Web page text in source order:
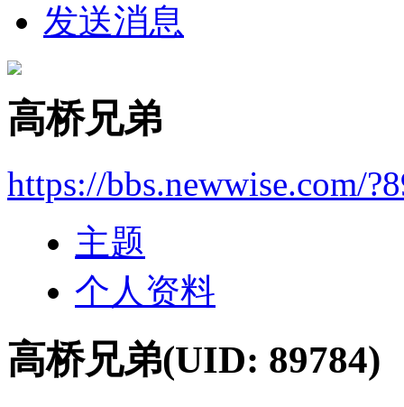
发送消息
高桥兄弟
https://bbs.newwise.com/
主题
个人资料
高桥兄弟(UID: 89784)